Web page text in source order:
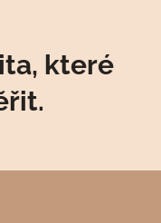
které